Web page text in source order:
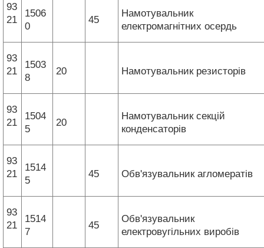
93
21
1506
0
45
Намотувальник
електромагнітних осердь
93
21
1503
8
20 Намотувальник резисторів
93
21
1504
5
20
Намотувальник секцій
конденсаторів
93
21
1514
5
45 Обв'язувальник агломератів
93
21
1514
7
45
Обв'язувальник
електровугільних виробів